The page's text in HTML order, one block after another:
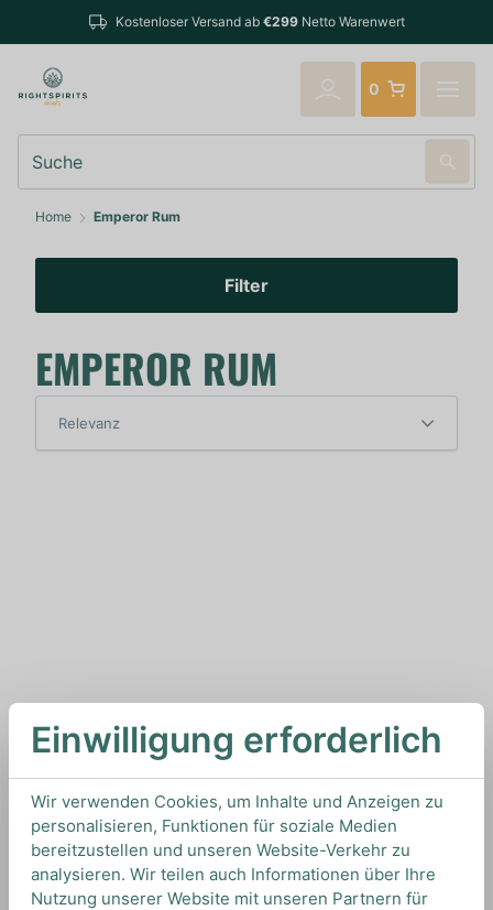
Kostenloser Versand ab €299 Netto Warenwert
0
Home Emperor Rum
Filter
EMPEROR RUM
Einwilligung erforderlich
Wir verwenden Cookies, um Inhalte und Anzeigen zu
personalisieren, Funktionen für soziale Medien
bereitzustellen und unseren Website-Verkehr zu
analysieren. Wir teilen auch Informationen über Ihre
Nutzung unserer Website mit unseren Partnern für